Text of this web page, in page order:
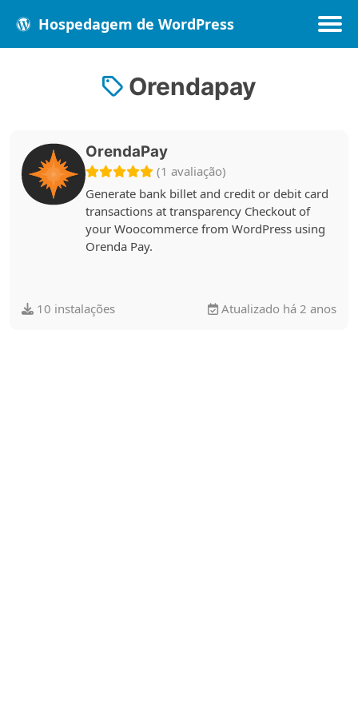
Hospedagem de WordPress
Populares
Recentes
Melhores
Orendapay
OrendaPay
(1 avaliação)
Generate bank billet and credit or debit card
transactions at transparency Checkout of
your Woocommerce from WordPress using
Orenda Pay.
10 instalações Atualizado há 2 anos